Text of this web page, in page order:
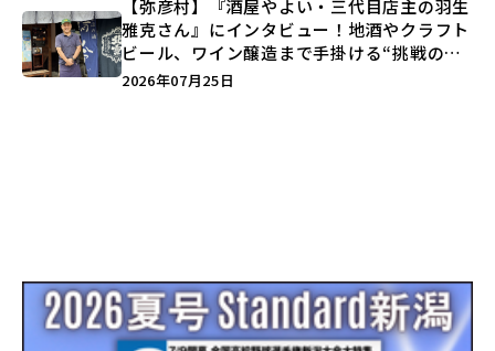
【弥彦村】『酒屋やよい・三代目店主の羽生
雅克さん』にインタビュー！地酒やクラフト
ビール、ワイン醸造まで手掛ける“挑戦の歴
史”に迫る♪
2026年07月25日